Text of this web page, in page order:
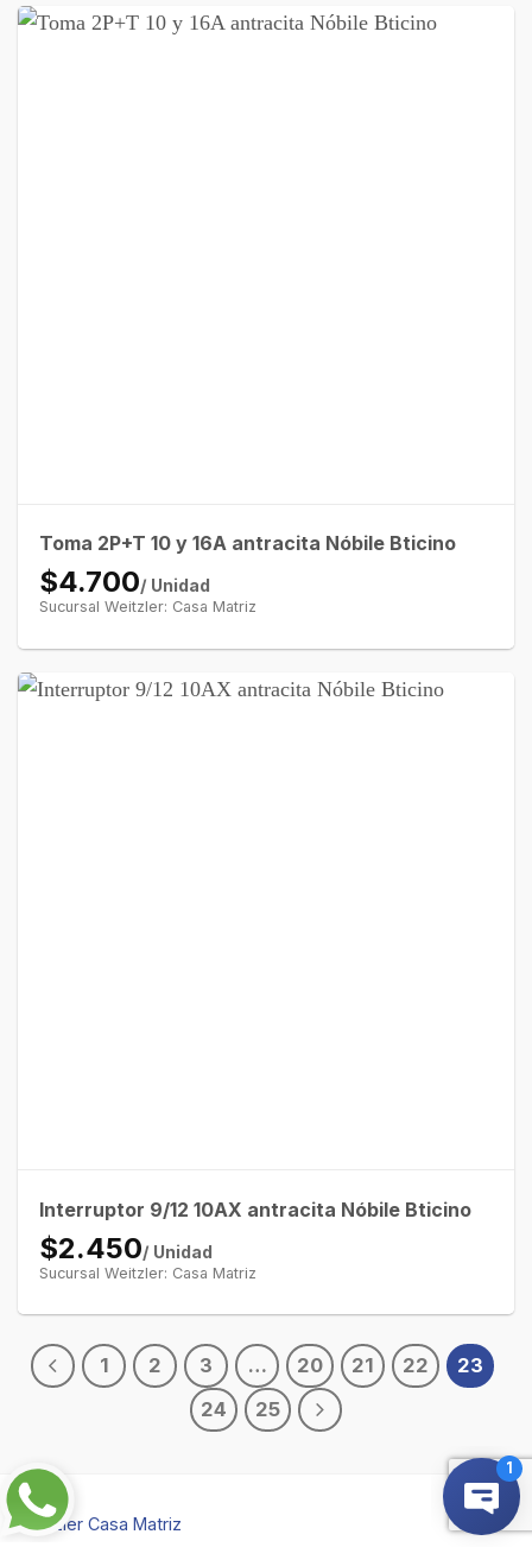
Toma 2P+T 10 y 16A antracita Nóbile Bticino
$4.700/ Unidad
Sucursal Weitzler: Casa Matriz
Interruptor 9/12 10AX antracita Nóbile Bticino
$2.450/ Unidad
Sucursal Weitzler: Casa Matriz
1 2 3 … 20 21 22
23
24
25
Weitzler Casa Matriz